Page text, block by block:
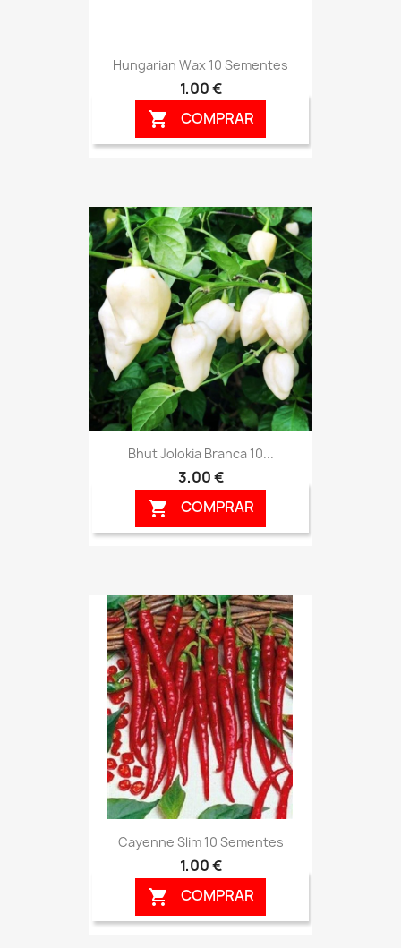
Hungarian Wax 10 Sementes
1,00 €
 COMPRAR
Bhut Jolokia Branca 10...
3,00 €
 COMPRAR
Cayenne Slim 10 Sementes
1,00 €
 COMPRAR